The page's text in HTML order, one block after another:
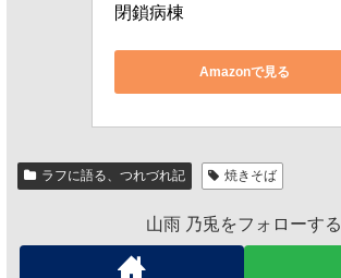
閉鎖病棟
Amazonで見る
ラフに語る、つれづれ記 焼きそば
山雨 乃兎をフォローする